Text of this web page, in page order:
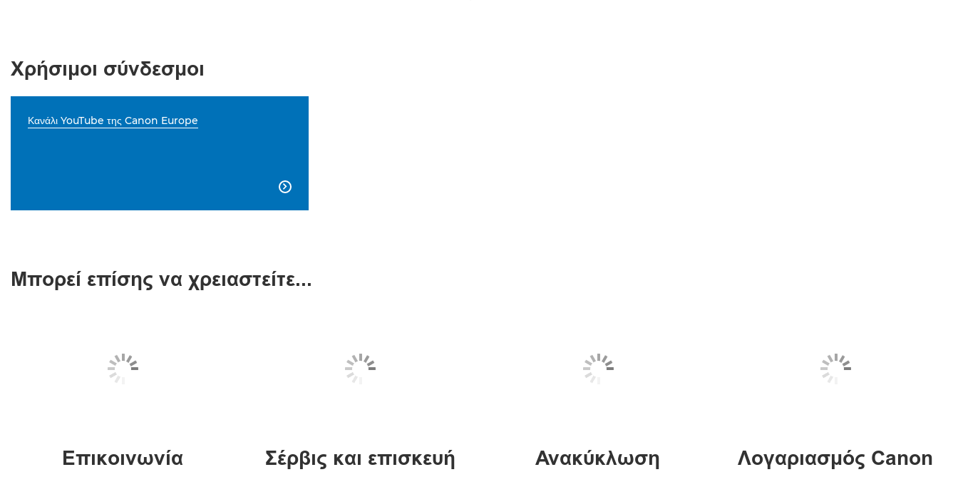
Χρήσιμοι σύνδεσμοι
Κανάλι YouTube της Canon Europe

Μπορεί επίσης να χρειαστείτε...
Επικοινωνία Σέρβις και επισκευή Ανακύκλωση Λογαριασμός Canon